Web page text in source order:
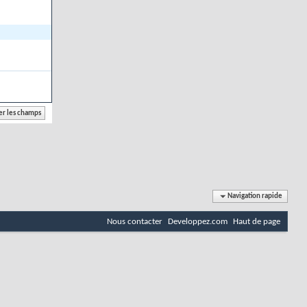
Navigation rapide
Nous contacter Developpez.com Haut de page